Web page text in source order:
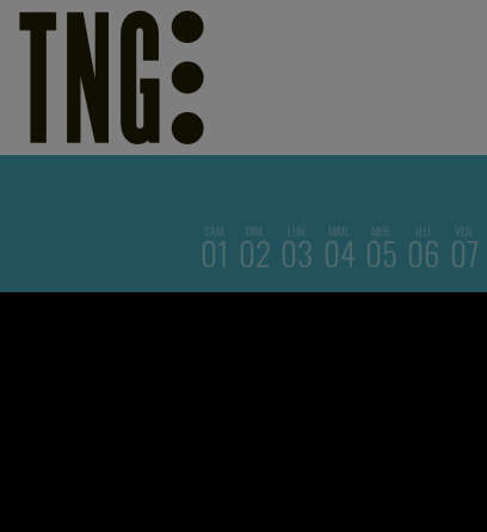
SAM.
01 DIM.
02 LUN.
03 MAR.
04 MER.
05 JEU.
06 VEN.
07